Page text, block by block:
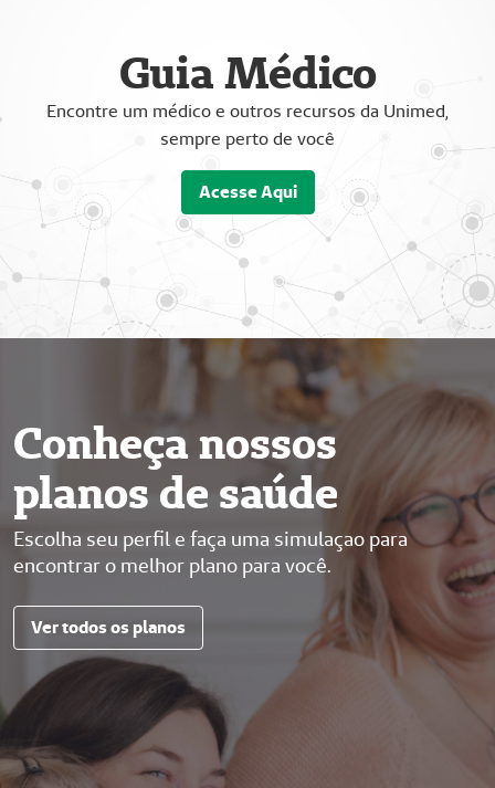
Guia Médico
Encontre um médico e outros recursos da Unimed,
sempre perto de você
Acesse Aqui
Conheça nossos
planos de saúde
Escolha seu perfil e faça uma simulaçao para
encontrar o melhor plano para você.
Ver todos os planos